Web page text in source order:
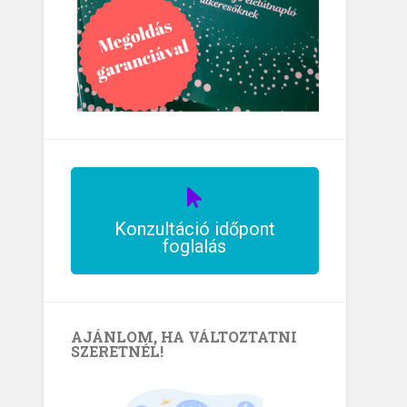
Konzultáció időpont
foglalás
AJÁNLOM, HA VÁLTOZTATNI
SZERETNÉL!